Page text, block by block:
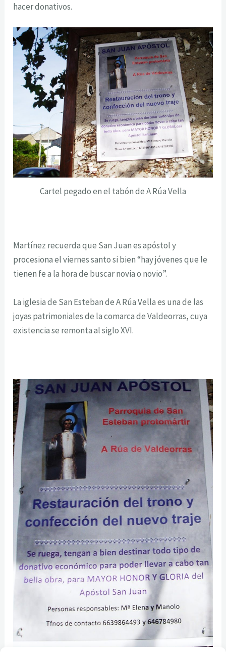
hacer donativos.
Cartel pegado en el tabón de A Rúa Vella
Martínez recuerda que San Juan es apóstol y
procesiona el viernes santo si bien “hay jóvenes que le
tienen fe a la hora de buscar novia o novio”.
La iglesia de San Esteban de A Rúa Vella es una de las
joyas patrimoniales de la comarca de Valdeorras, cuya
existencia se remonta al siglo XVI.